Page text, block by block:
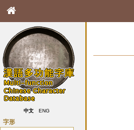
中文 ENG
字形